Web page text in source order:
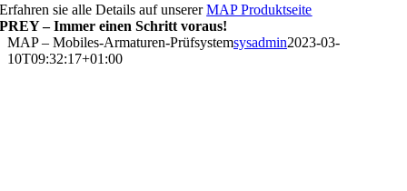
Erfahren sie alle Details auf unsererMAP Produktseite
PREY – Immer einen Schritt voraus!
MAP – Mobiles-Armaturen-Prüfsystemsysadmin2023-03-
10T09:32:17+01:00